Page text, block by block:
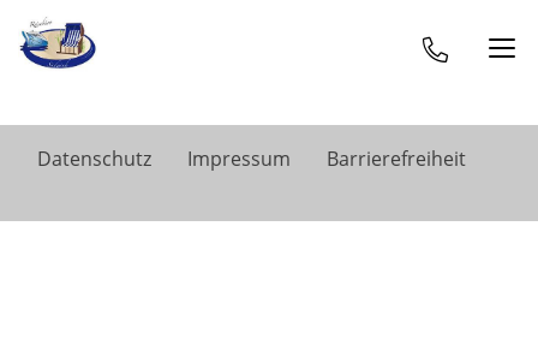
Datenschutz Impressum Barrierefreiheit